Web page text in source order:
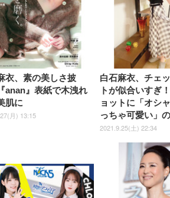
式アームレスト 3Dヘッドレス
ト ハンガー付き 高反発クッシ
ョン PCチェア 通気性メッシ
ュ ゲーミング/勉強/事務用 お
しゃれ パソコンチェア (ブラ
ック)
ー
ハ
ン
ゲ
ゃ
ト)
イベル販
衣、素の美しさ披
anan』表紙で木洩れ
肌に
月) 13:15
白石麻衣、チェ
トが似合いすぎ
ョットに「オシ
っちゃ可愛い」
2021.9.25(土) 22:34